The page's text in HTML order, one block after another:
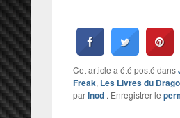
Cet article a été posté dans
Freak, Les Livres du
parInod . Enregistrer le